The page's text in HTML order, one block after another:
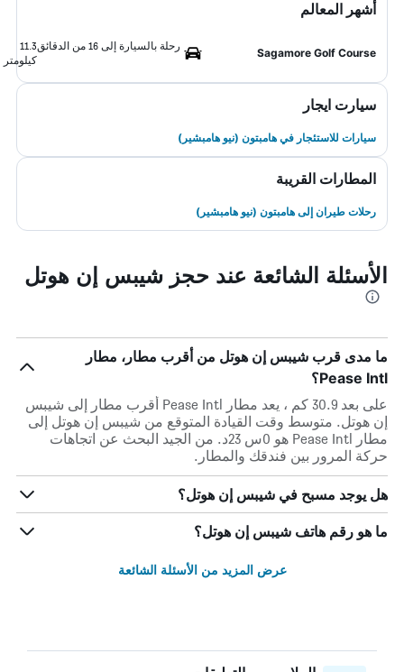
أشهر المعالم
Sagamore Golf Course
رحلة بالسيارة إلى 16 من الدقائق
11.3
كيلومتر
سيارت ايجار
سيارات للاستئجار في هامبتون (نيو هامبشير)
المطارات القريبة
رحلات طيران إلى هامبتون (نيو هامبشير)
الأسئلة الشائعة عند حجز شيبس إن هوتل
ما مدى قرب شيبس إن هوتل من أقرب مطار، مطار
Pease Intl؟
على بعد 30.9 كم ، يعد مطار Pease Intl أقرب مطار إلى شيبس
إن هوتل. متوسط وقت القيادة المتوقع من شيبس إن هوتل إلى
مطار Pease Intl هو 0س 23د. من الجيد البحث عن اتجاهات
حركة المرور بين فندقك والمطار.
هل يوجد مسبح في شيبس إن هوتل؟
ما هو رقم هاتف شيبس إن هوتل؟
عرض المزيد من الأسئلة الشائعة